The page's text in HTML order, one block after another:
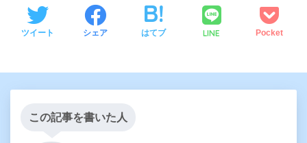
ツイート シェア はてブ LINE Pocket
この記事を書いた人